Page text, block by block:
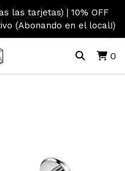
las tarjetas) | 10% OFF
(Abonando en el local!)
0